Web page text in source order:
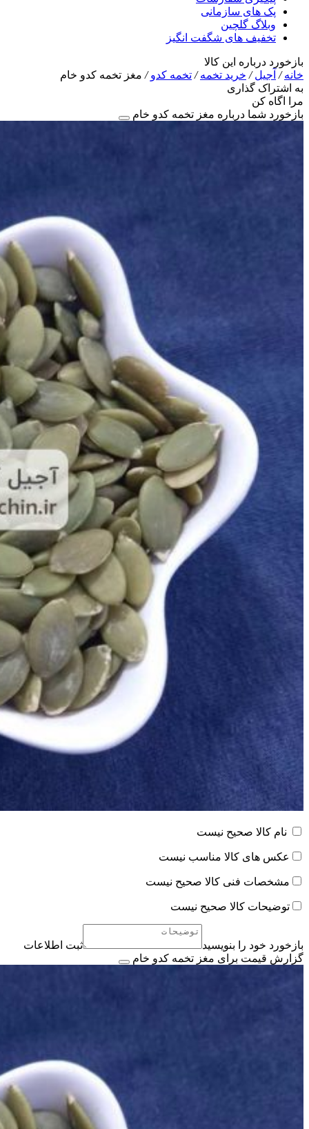
پک های سازمانی
وبلاگ گلچین
تخفیف های شگفت انگیز
بازخورد درباره این کالا
خانه/ آجیل/ خرید تخمه/ تخمه کدو/ مغز تخمه کدو خام
به اشتراک گذاری
مرا اگاه کن
بازخورد شما درباره مغز تخمه کدو خام
نام کالا صحیح نیست
عکس های کالا مناسب نیست
مشخصات فنی کالا صحیح نیست
توضیحات کالا صحیح نیست
بازخورد خود را بنویسید
ثبت اطلاعات
گزارش قیمت برای مغز تخمه کدو خام